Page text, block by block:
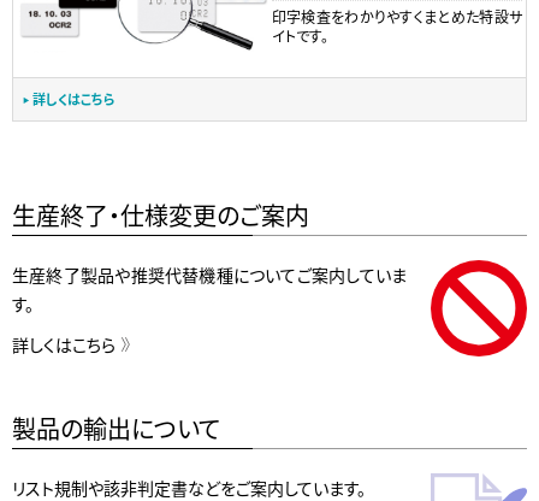
印字検査をわかりやすくまとめた特設サ
イトです。
詳しくはこちら
生産終了・仕様変更のご案内
生産終了製品や推奨代替機種についてご案内していま
す。
詳しくはこちら
製品の輸出について
リスト規制や該非判定書などをご案内しています。